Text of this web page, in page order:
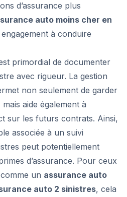
d’assurance plus
auto moins cher en
à conduire
primordial de documenter
avec rigueur. La gestion
non seulement de garder
aide également à
sur les futurs contrats. Ainsi,
associée à un suivi
peut potentiellement
d’assurance. Pour ceux
un assurance auto
auto 2 sinistres, cela